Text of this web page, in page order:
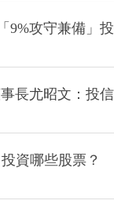
9%攻守兼備」投
長尤昭文：投信
資哪些股票？